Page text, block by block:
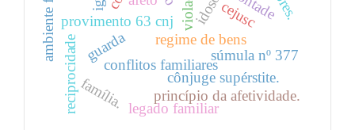
conflitos familiares
regime de bens
provimento 63 cnj idoso
cônjuge supérstite.
reciprocidade princípio da afetividade.
súmula nº 377
guarda
legado familiar
família.
cejusc